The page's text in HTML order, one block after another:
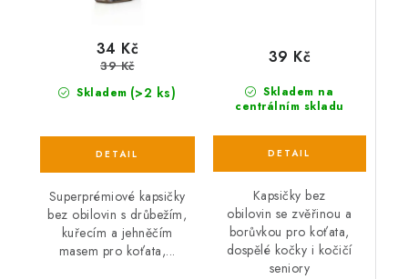
Skladem (>2 ks)
34 Kč
39 Kč
Superprémiové kapsičky
bez obilovin s drůbežím,
kuřecím a jehněčím
masem pro koťata,...
Skladem na
centrálním skladu
39 Kč
Kapsičky bez
obilovin se zvěřinou a
borůvkou pro koťata,
dospělé kočky i kočičí
seniory